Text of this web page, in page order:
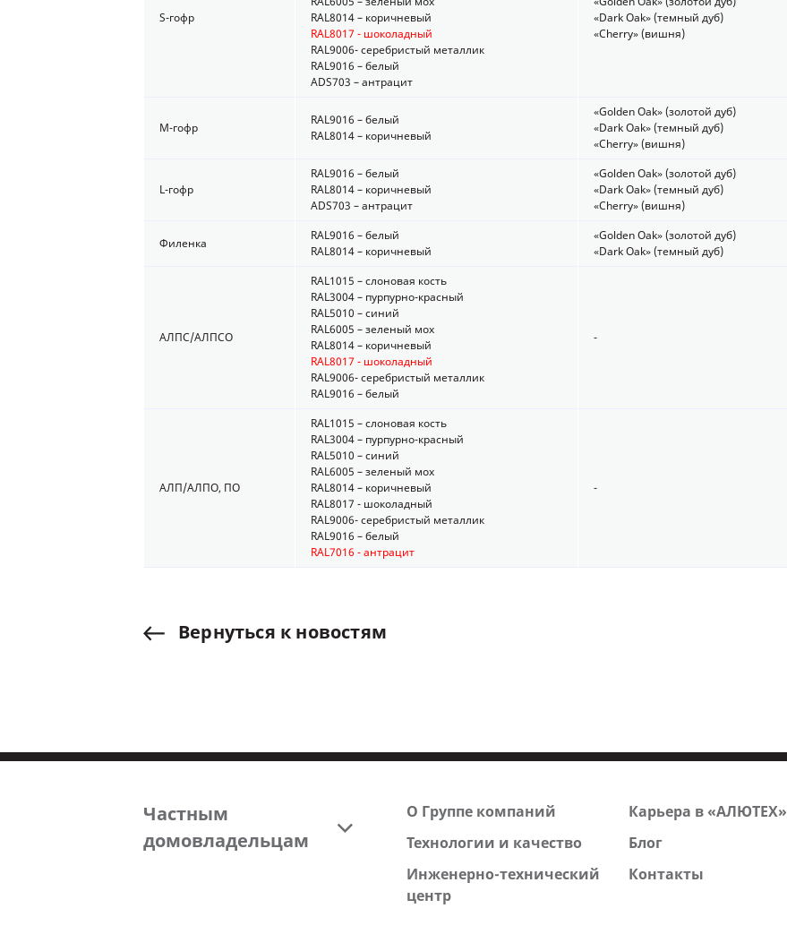
S-гофр
RAL8014 – коричневый
RAL8017 - шоколадный
RAL9006- серебристый металлик
RAL9016 – белый
ADS703 – антрацит
«Dark Oak» (темный дуб)
«Cherry» (вишня)
М-гофр
RAL9016 – белый
RAL8014 – коричневый
«Golden Oak» (золотой дуб)
«Dark Oak» (темный дуб)
«Cherry» (вишня)
L-гофр
RAL9016 – белый
RAL8014 – коричневый
ADS703 – антрацит
«Golden Oak» (золотой дуб)
«Dark Oak» (темный дуб)
«Cherry» (вишня)
Филенка
RAL9016 – белый
RAL8014 – коричневый
«Golden Oak» (золотой дуб)
«Dark Oak» (темный дуб)
АЛПС/АЛПСО
RAL1015 – слоновая кость
RAL3004 – пурпурно-красный
RAL5010 – синий
RAL6005 – зеленый мох
RAL8014 – коричневый
RAL8017 - шоколадный
RAL9006- серебристый металлик
RAL9016 – белый
-
АЛП/АЛПО, ПО
RAL1015 – слоновая кость
RAL3004 – пурпурно-красный
RAL5010 – синий
RAL6005 – зеленый мох
RAL8014 – коричневый
RAL8017 - шоколадный
RAL9006- серебристый металлик
RAL9016 – белый
RAL7016 - антрацит
-
Вернуться к новостям
Частным
домовладельцам
О Группе компаний
Технологии и качество
Инженерно-технический
центр
Карьера в «АЛЮТЕХ»
Блог
Контакты